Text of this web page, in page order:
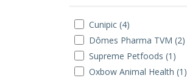
Cunipic (4)
Dômes Pharma TVM (2)
Supreme Petfoods (1)
Oxbow Animal Health (1)